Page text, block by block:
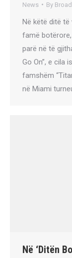
News By
Në këtë ditë të
famë botërore,
parë në të
Go On”, e cila
famshëm
në Miami
Në ‘Ditën